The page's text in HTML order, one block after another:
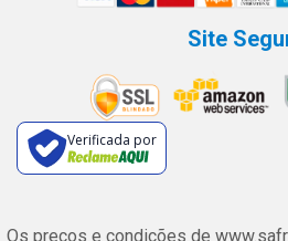
Site
Verificada por
Os preços e condições de